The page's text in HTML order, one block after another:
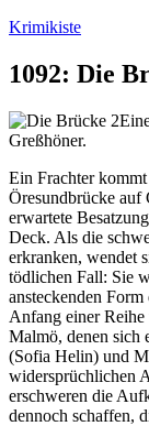
Zum
springen
Krimikiste
1092: Die
Greßhöner.
Ein Frachter
Öresundbrücke auf
erwartete
Deck. Als die
erkranken, wendet
tödlichen Fall: Sie
ansteckenden
Anfang einer
Malmö, denen sich
(Sofia Helin) und
widersprüchlichen
erschweren die
dennoch schaffen,